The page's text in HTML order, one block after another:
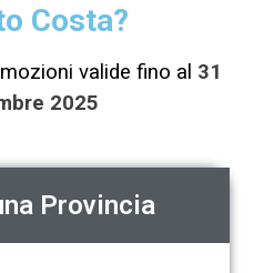
Costa?
valide fino al 31
2025
Provincia